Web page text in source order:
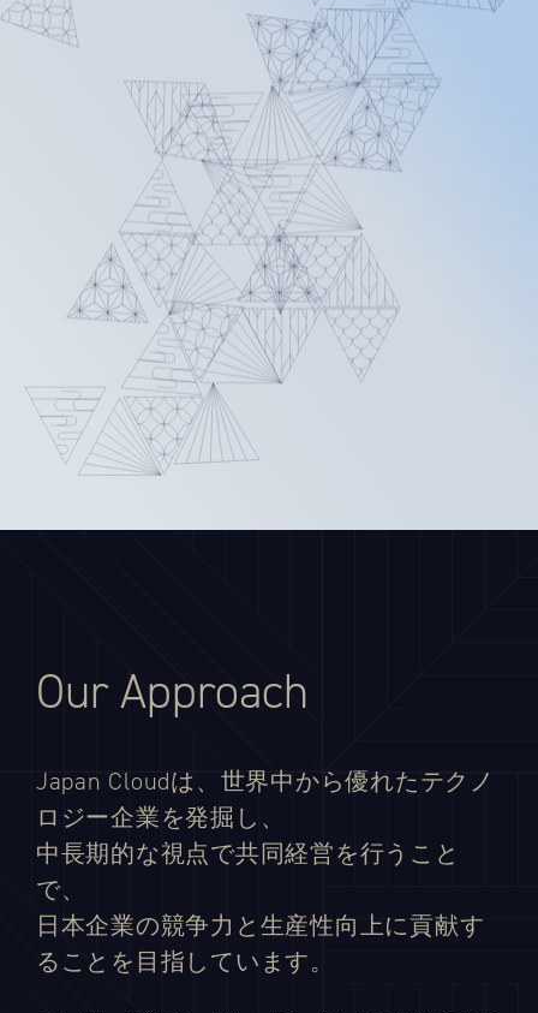
Our Approach
Japan Cloudは、世界中から優れたテクノ
ロジー企業を発掘し、
中長期的な視点で共同経営を行うこと
で、
日本企業の競争力と生産性向上に貢献す
ることを目指しています。